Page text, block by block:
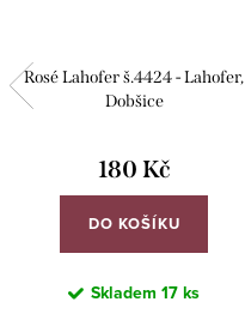
Rosé Lahofer š.4424 - Lahofer,
Dobšice
180 Kč
DO KOŠÍKU
Skladem 17 ks